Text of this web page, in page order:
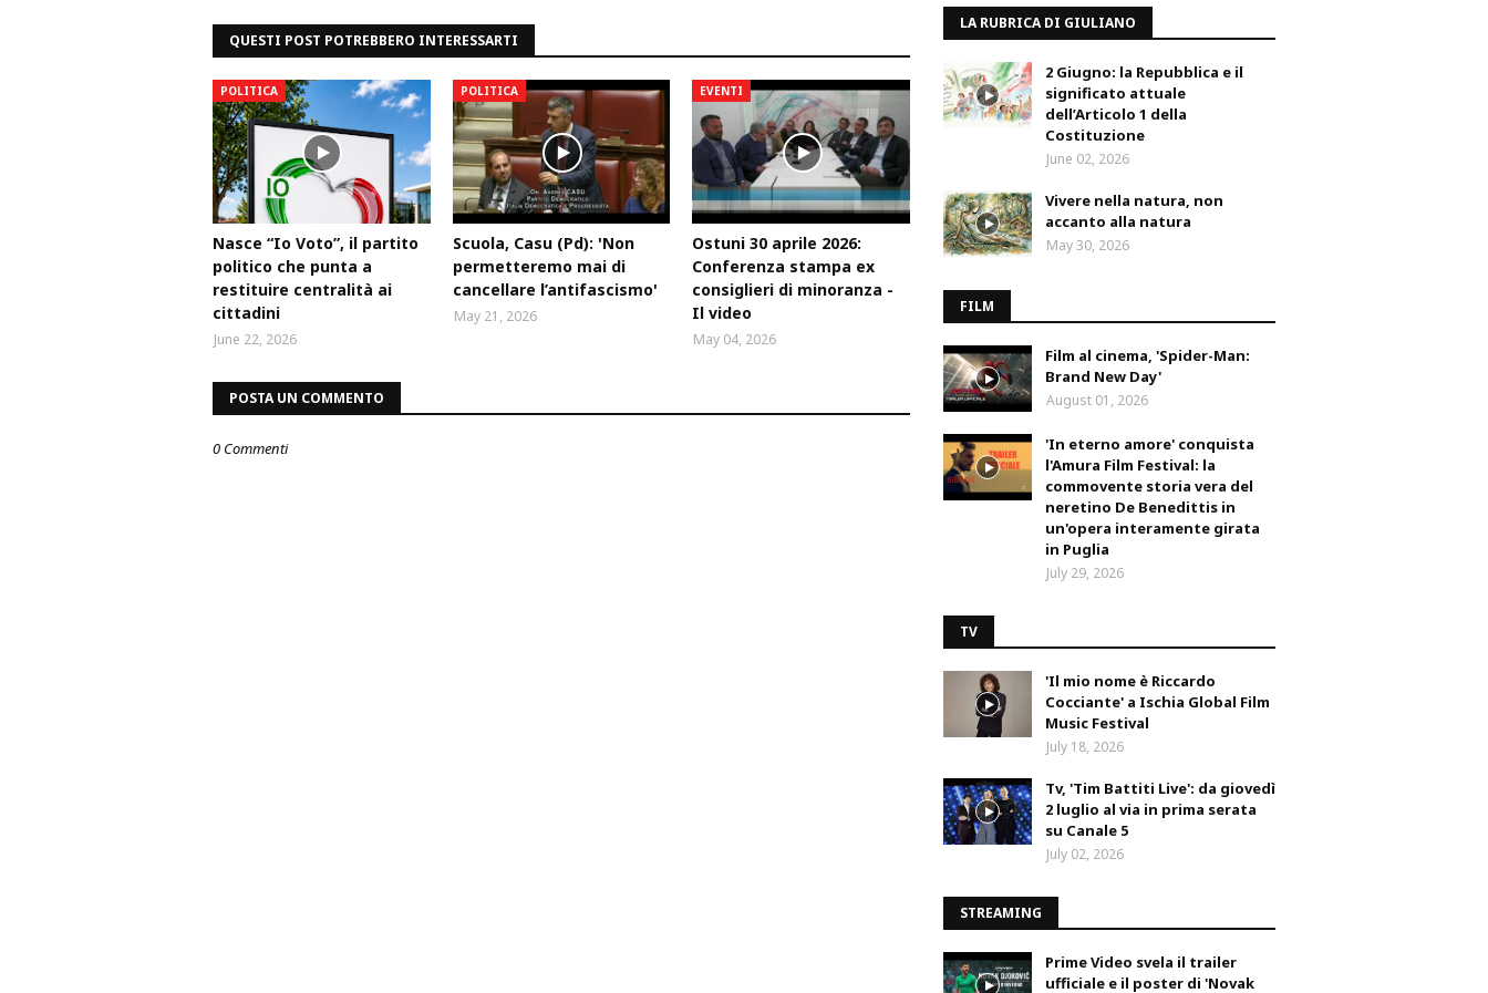
QUESTI POST POTREBBERO INTERESSARTI
POLITICA
Nasce “Io Voto”, il partito
politico che punta a
restituire centralità ai
cittadini
June 22, 2026
POLITICA
Scuola, Casu (Pd): 'Non
permetteremo mai di
cancellare l’antifascismo'
May 21, 2026
EVENTI
Ostuni 30 aprile 2026:
Conferenza stampa ex
consiglieri di minoranza -
Il video
May 04, 2026
POSTA UN COMMENTO
0 Commenti
LA RUBRICA DI GIULIANO
2 Giugno: la Repubblica e il
significato attuale
dell’Articolo 1 della
Costituzione
June 02, 2026
Vivere nella natura, non
accanto alla natura
May 30, 2026
FILM
Film al cinema, 'Spider-Man:
Brand New Day'
August 01, 2026
'In eterno amore' conquista
l'Amura Film Festival: la
commovente storia vera del
neretino De Benedittis in
un'opera interamente girata
in Puglia
July 29, 2026
TV
'Il mio nome è Riccardo
Cocciante' a Ischia Global Film
Music Festival
July 18, 2026
Tv, 'Tim Battiti Live': da giovedì
2 luglio al via in prima serata
su Canale 5
July 02, 2026
STREAMING
Prime Video svela il trailer
ufficiale e il poster di 'Novak